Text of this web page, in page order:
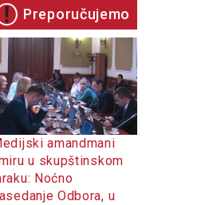
Preporučujemo
amandmani
u skupštinskom
Noćno
Odbora, u